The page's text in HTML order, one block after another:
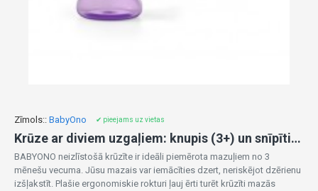
Zīmols:: BabyOno ✔ pieejams uz vietas
Krūze ar diviem uzgaļiem: knupis (3+) un snīpītis, 180 ml 1456/03
BABYONO neizlīstošā krūzīte ir ideāli piemērota mazuļiem no 3
mēnešu vecuma. Jūsu mazais var iemācīties dzert, neriskējot dzērienu
izšļakstīt. Plašie ergonomiskie rokturi ļauj ērti turēt krūzīti mazās